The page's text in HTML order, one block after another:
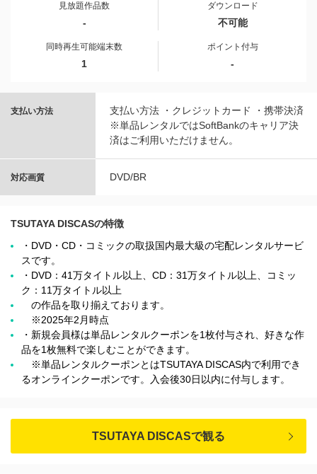
見放題作品数
-
ダウンロード
不可能
同時再生可能端末数
1
ポイント付与
-
支払い方法
支払い方法 ・クレジットカード ・携帯決済
※単品レンタルではSoftBankのキャリア決
済はご利用いただけません。
対応画質 DVD/BR
TSUTAYA DISCASの特徴
・DVD・CD・コミックの取扱国内最大級の宅配レンタルサービ
スです。
・DVD：41万タイトル以上、CD：31万タイトル以上、コミッ
ク：11万タイトル以上
の作品を取り揃えております。
※2025年2月時点
・新規会員様は単品レンタルクーポンを1枚付与され、好きな作
品を1枚無料で楽しむことができます。
※単品レンタルクーポンとはTSUTAYA DISCAS内で利用でき
るオンラインクーポンです。入会後30日以内に付与します。
TSUTAYA DISCASで観る